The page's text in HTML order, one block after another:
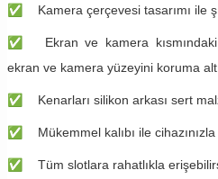
✅ Kamera çerçevesi tasarımı ile
✅ Ekran ve kamera kısmındaki
ekran ve kamera yüzeyini koruma
✅ Kenarları silikon arkası sert
✅ Mükemmel kalıbı ile
✅ Tüm slotlara rahatlıkla